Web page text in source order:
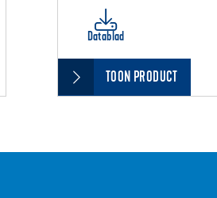
Datablad
TOON PRODUCT